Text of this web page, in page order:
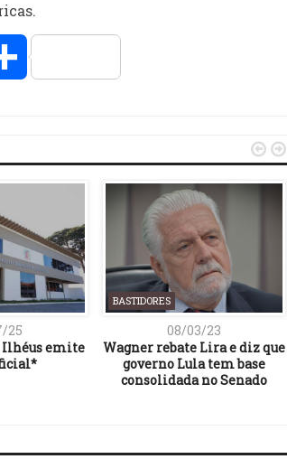
Compartilhar
25
emite
BASTIDORES
08/03/23
Wagner rebate Lira e diz que
governo Lula tem base
consolidada no Senado
 